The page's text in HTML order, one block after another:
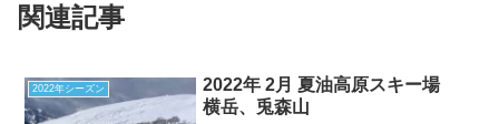
関連記事
2022年シーズン
2022年 2月 夏油高原スキー場
横岳、兎森山